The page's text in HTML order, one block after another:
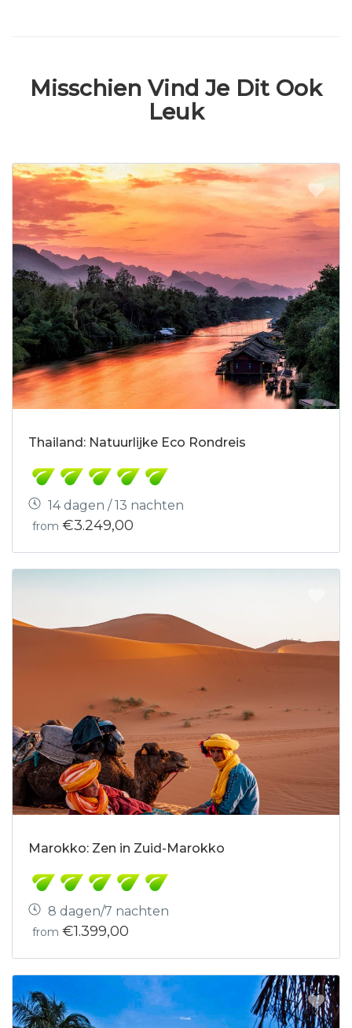
Misschien Vind Je Dit Ook
Leuk
Thailand: Natuurlijke Eco Rondreis
14 dagen / 13 nachten
from €3.249,00
Marokko: Zen in Zuid-Marokko
8 dagen/7 nachten
from €1.399,00